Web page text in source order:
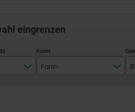
eingrenzen
Form B